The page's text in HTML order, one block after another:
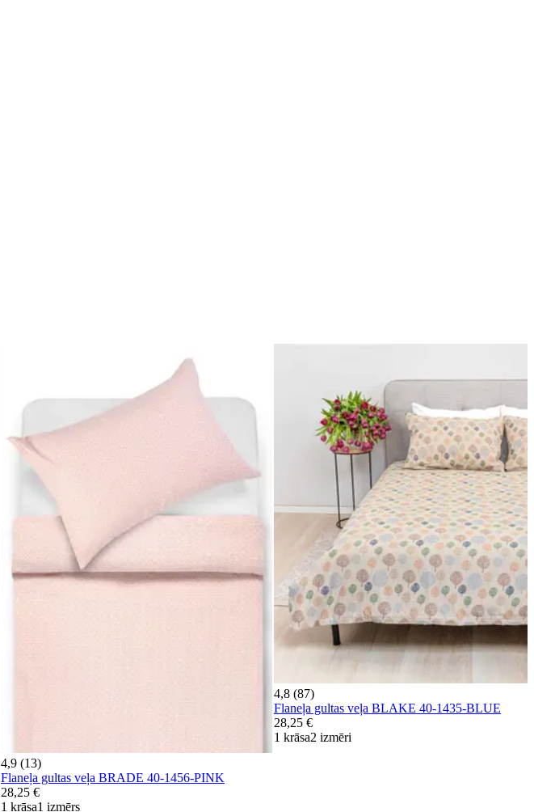
4,9 (13)
Flaneļa gultas veļa BRADE 40-1456-PINK
28,25 €
1 krāsa1 izmērs
4,8 (87)
Flaneļa gultas veļa BLAKE 40-1435-BLUE
28,25 €
1 krāsa2 izmēri